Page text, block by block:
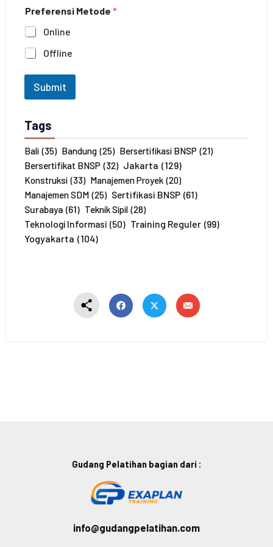
a
n
*
a
a
J
u
e
s
e
r
a
*
Preferensi Metode *
Online
Offline
Submit
Tags
Bali (35) Bandung (25) Bersertifikasi BNSP (21)
Bersertifikat BNSP (32) Jakarta (129)
Konstruksi (33) Manajemen Proyek (20)
Manajemen SDM (25) Sertifikasi BNSP (61)
Surabaya (61) Teknik Sipil (28)
Teknologi Informasi (50) Training Reguler (99)
Yogyakarta (104)
Gudang Pelatihan bagian dari :
info@gudangpelatihan.com